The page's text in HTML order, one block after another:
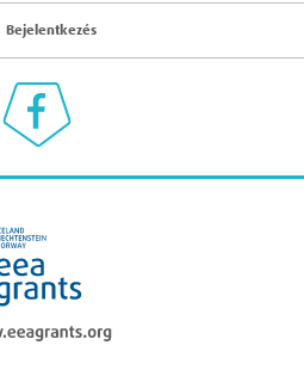
Bejelentkezés